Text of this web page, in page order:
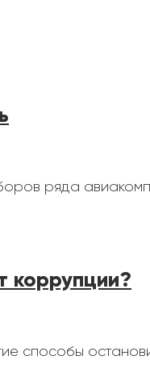
ряда
коррупции?
способы